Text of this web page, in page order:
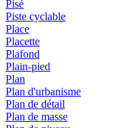
Pisé
Piste cyclable
Place
Placette
Plafond
Plain-pied
Plan
Plan d'urbanisme
Plan de détail
Plan de masse